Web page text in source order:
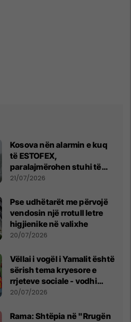
Kosova nën alarmin e kuq
të ESTOFEX,
paralajmërohen stuhi të
fuqishme me breshër dhe
21/07/2026
Pse udhëtarët me përvojë
vendosin një rrotull letre
higjienike në valixhe
20/07/2026
Vëllai i vogël i Yamalit është
sërish tema kryesore e
rrjeteve sociale - vodhi
vëmendjen pas finales së
20/07/2026
Rama: Shtëpia në "Rrugën